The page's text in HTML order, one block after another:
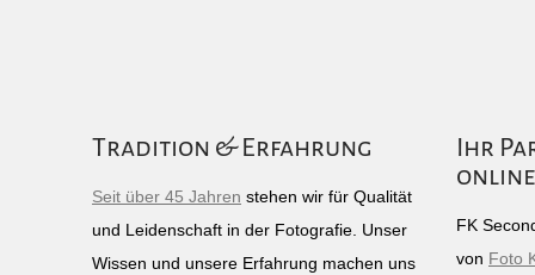
Tradition & Erfahrung
Seit über 45 Jahren stehen wir für Qualität
und Leidenschaft in der Fotografie. Unser
Wissen und unsere Erfahrung machen uns
Ihr
online
FK
von Foto